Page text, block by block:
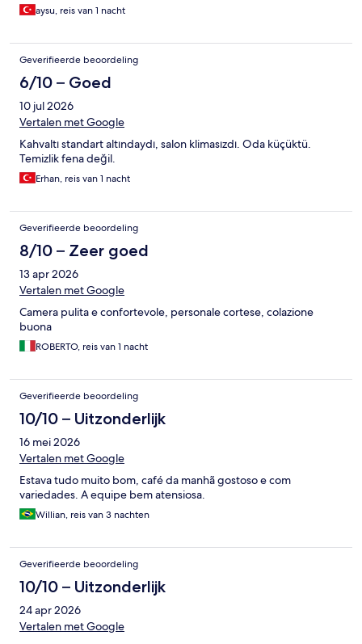
aysu, reis van 1 nacht
Geverifieerde beoordeling
6/10 – Goed
10 jul 2026
Vertalen met Google
Kahvaltı standart altındaydı, salon klimasızdı. Oda küçüktü.
Temizlik fena değil.
Erhan, reis van 1 nacht
Geverifieerde beoordeling
8/10 – Zeer goed
13 apr 2026
Vertalen met Google
Camera pulita e confortevole, personale cortese, colazione
buona
ROBERTO, reis van 1 nacht
Geverifieerde beoordeling
10/10 – Uitzonderlijk
16 mei 2026
Vertalen met Google
Estava tudo muito bom, café da manhã gostoso e com
variedades. A equipe bem atensiosa.
Willian, reis van 3 nachten
Geverifieerde beoordeling
10/10 – Uitzonderlijk
24 apr 2026
Vertalen met Google